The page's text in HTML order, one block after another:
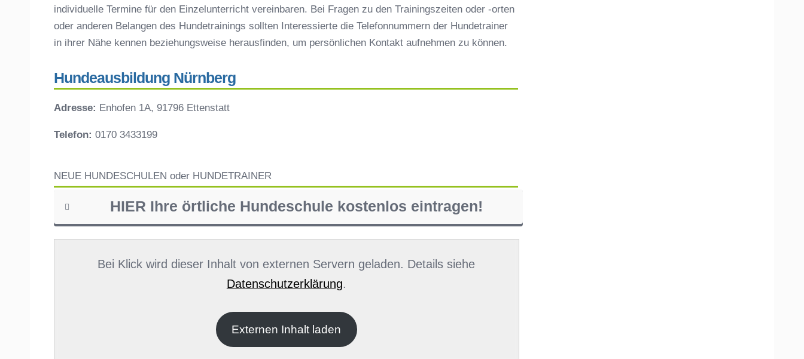
individuelle Termine für den Einzelunterricht vereinbaren. Bei Fragen zu den Trainingszeiten oder -orten
oder anderen Belangen des Hundetrainings sollten Interessierte die Telefonnummern der Hundetrainer
in ihrer Nähe kennen beziehungsweise herausfinden, um persönlichen Kontakt aufnehmen zu können.
Hundeausbildung Nürnberg
Adresse: Enhofen 1A, 91796 Ettenstatt
Telefon: 0170 3433199
NEUE HUNDESCHULEN oder HUNDETRAINER
HIER Ihre örtliche Hundeschule kostenlos eintragen!
Bei Klick wird dieser Inhalt von externen Servern geladen. Details siehe
Datenschutzerklärung.
Externen Inhalt laden